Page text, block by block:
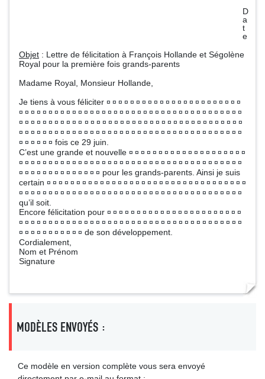
D
a
t
e
Objet : Lettre de félicitation à François Hollande et Ségolène
Royal pour la première fois grands-parents
Madame Royal, Monsieur Hollande,
Je tiens à vous féliciter ¤ ¤ ¤ ¤ ¤ ¤ ¤ ¤ ¤ ¤ ¤ ¤ ¤ ¤ ¤ ¤ ¤ ¤ ¤ ¤ ¤ ¤ ¤
¤ ¤ ¤ ¤ ¤ ¤ ¤ ¤ ¤ ¤ ¤ ¤ ¤ ¤ ¤ ¤ ¤ ¤ ¤ ¤ ¤ ¤ ¤ ¤ ¤ ¤ ¤ ¤ ¤ ¤ ¤ ¤ ¤ ¤ ¤ ¤ ¤ ¤
¤ ¤ ¤ ¤ ¤ ¤ ¤ ¤ ¤ ¤ ¤ ¤ ¤ ¤ ¤ ¤ ¤ ¤ ¤ ¤ ¤ ¤ ¤ ¤ ¤ ¤ ¤ ¤ ¤ ¤ ¤ ¤ ¤ ¤ ¤ ¤ ¤ ¤
¤ ¤ ¤ ¤ ¤ ¤ ¤ ¤ ¤ ¤ ¤ ¤ ¤ ¤ ¤ ¤ ¤ ¤ ¤ ¤ ¤ ¤ ¤ ¤ ¤ ¤ ¤ ¤ ¤ ¤ ¤ ¤ ¤ ¤ ¤ ¤ ¤ ¤
¤ ¤ ¤ ¤ ¤ ¤ fois ce 29 juin.
C’est une grande et nouvelle ¤ ¤ ¤ ¤ ¤ ¤ ¤ ¤ ¤ ¤ ¤ ¤ ¤ ¤ ¤ ¤ ¤ ¤ ¤ ¤
¤ ¤ ¤ ¤ ¤ ¤ ¤ ¤ ¤ ¤ ¤ ¤ ¤ ¤ ¤ ¤ ¤ ¤ ¤ ¤ ¤ ¤ ¤ ¤ ¤ ¤ ¤ ¤ ¤ ¤ ¤ ¤ ¤ ¤ ¤ ¤ ¤ ¤
¤ ¤ ¤ ¤ ¤ ¤ ¤ ¤ ¤ ¤ ¤ ¤ ¤ ¤ pour les grands-parents. Ainsi je suis
certain ¤ ¤ ¤ ¤ ¤ ¤ ¤ ¤ ¤ ¤ ¤ ¤ ¤ ¤ ¤ ¤ ¤ ¤ ¤ ¤ ¤ ¤ ¤ ¤ ¤ ¤ ¤ ¤ ¤ ¤ ¤ ¤ ¤ ¤
¤ ¤ ¤ ¤ ¤ ¤ ¤ ¤ ¤ ¤ ¤ ¤ ¤ ¤ ¤ ¤ ¤ ¤ ¤ ¤ ¤ ¤ ¤ ¤ ¤ ¤ ¤ ¤ ¤ ¤ ¤ ¤ ¤ ¤ ¤ ¤ ¤ ¤
qu’il soit.
Encore félicitation pour ¤ ¤ ¤ ¤ ¤ ¤ ¤ ¤ ¤ ¤ ¤ ¤ ¤ ¤ ¤ ¤ ¤ ¤ ¤ ¤ ¤ ¤ ¤
¤ ¤ ¤ ¤ ¤ ¤ ¤ ¤ ¤ ¤ ¤ ¤ ¤ ¤ ¤ ¤ ¤ ¤ ¤ ¤ ¤ ¤ ¤ ¤ ¤ ¤ ¤ ¤ ¤ ¤ ¤ ¤ ¤ ¤ ¤ ¤ ¤ ¤
¤ ¤ ¤ ¤ ¤ ¤ ¤ ¤ ¤ ¤ ¤ de son développement.
Cordialement,
Nom et Prénom
Signature
MODÈLES ENVOYÉS :
Ce modèle en version complète vous sera envoyé